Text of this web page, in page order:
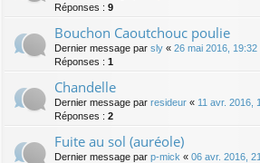
Réponses : 9
Bouchon Caoutchouc poulie
Dernier message par sly « 26 mai 2016, 19:32
Réponses : 1
Chandelle
Dernier message par resideur « 11 avr. 2016,
Réponses : 2
Fuite au sol (auréole)
Dernier message par p-mick « 06 avr. 2016,